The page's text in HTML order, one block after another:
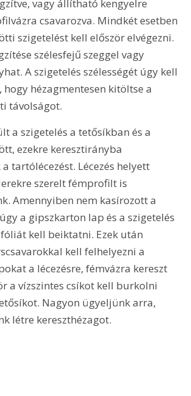
vagy állítható kengyelre
csavarozva. Mindkét esetben
szigetelést kell először elvégezni.
szélesfejű szeggel vagy
A szigetelés szélességét úgy kell
hézagmentesen kitöltse a
távolságot.
a szigetelés a tetősíkban és a
ezekre keresztirányba
tartólécezést. Lécezés helyett
szerelt fémprofilt is
Amennyiben nem kasírozott a
a gipszkarton lap és a szigetelés
kell beiktatni. Ezek után
kell felhelyezni a
a lécezésre, fémvázra kereszt
a vízszintes csíkot kell burkolni
Nagyon ügyeljünk arra,
létre kereszthézagot.